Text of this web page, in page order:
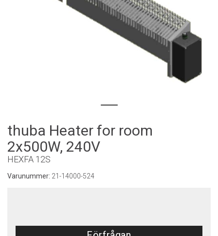
thuba Heater for room
2x500W, 240V
HEXFA 12S
Varunummer: 21-14000-524